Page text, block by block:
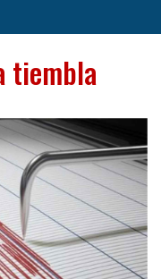
tiembla